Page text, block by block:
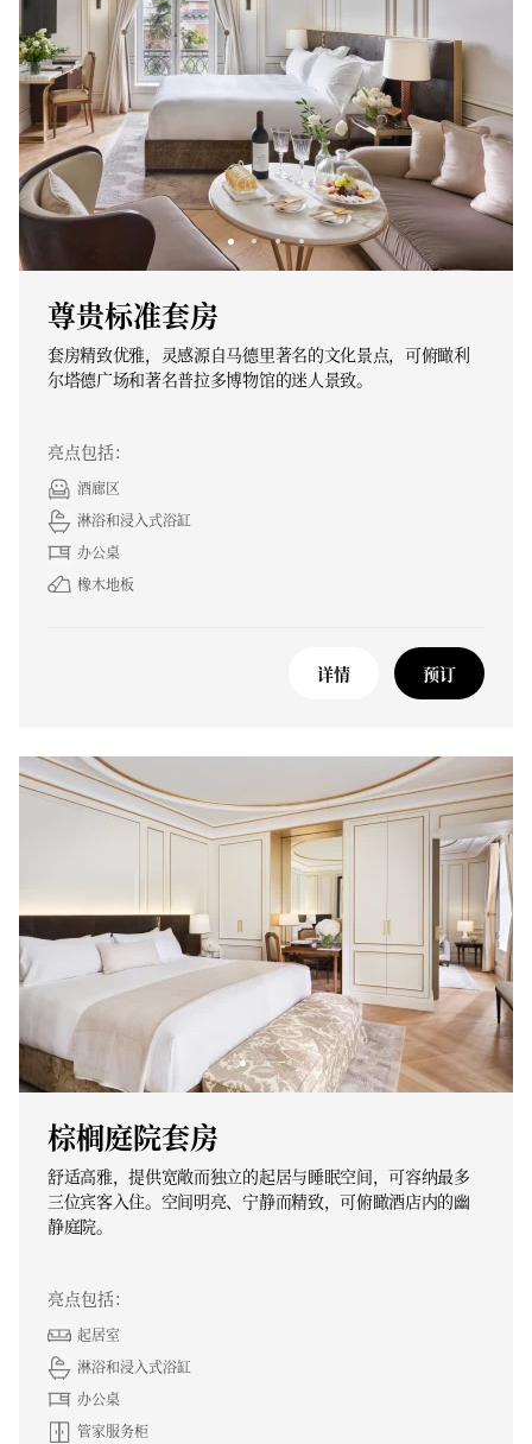
尊贵标准套房
套房精致优雅，灵感源自马德里著名的文化景点，可俯瞰利
尔塔德广场和著名普拉多博物馆的迷人景致。
亮点包括：
酒廊区
淋浴和浸入式浴缸
办公桌
橡木地板
详情 预订
棕榈庭院套房
舒适高雅，提供宽敞而独立的起居与睡眠空间，可容纳最多
三位宾客入住。空间明亮、宁静而精致，可俯瞰酒店内的幽
静庭院。
亮点包括：
起居室
淋浴和浸入式浴缸
办公桌
管家服务柜